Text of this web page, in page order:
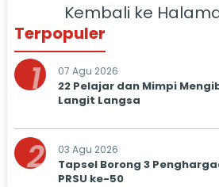
Kembali ke
Terpopuler
1 07 Agu 2026
22 Pelajar dan Mimpi
Langit Langsa
2 03 Agu 2026
Tapsel Borong 3
PRSU ke-50